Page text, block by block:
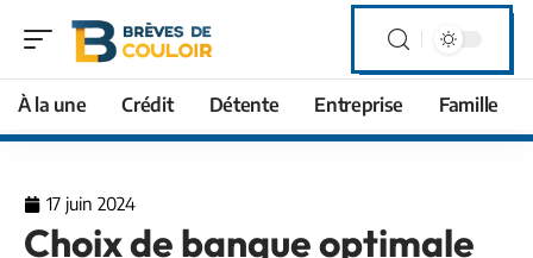
À la une Crédit Détente Entreprise Famille
17 juin 2024
Choix de banque optimale